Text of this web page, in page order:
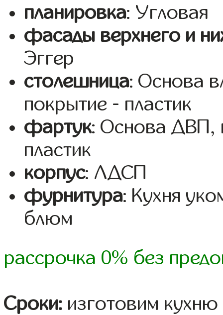
планировка: Угловая
фасады верхнего и
Эггер
столешница: Основа
покрытие - пластик
фартук: Основа ДВП,
пластик
корпус: ЛДСП
фурнитура: Кухня
блюм
рассрочка 0% без
Сроки: изготовим